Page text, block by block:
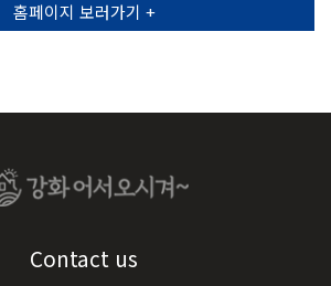
홈페이지 보러가기 +
Contact us